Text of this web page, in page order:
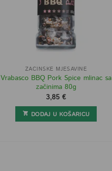
ZAČINSKE MJEŠAVINE
Vrabasco BBQ Pork Spice mlinac sa
začinima 80g
3,85 €
DODAJ U KOŠARICU